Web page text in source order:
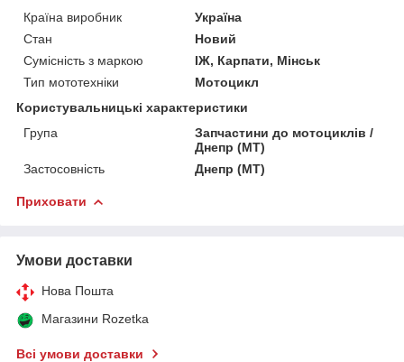
Країна виробник
Україна
Стан
Новий
Сумісність з маркою
ІЖ, Карпати, Мінськ
Тип мототехніки
Мотоцикл
Користувальницькі характеристики
Група
Запчастини до мотоциклів /
Днепр (МТ)
Застосовність
Днепр (МТ)
Приховати
Умови доставки
Нова Пошта
Магазини Rozetka
Всі умови доставки